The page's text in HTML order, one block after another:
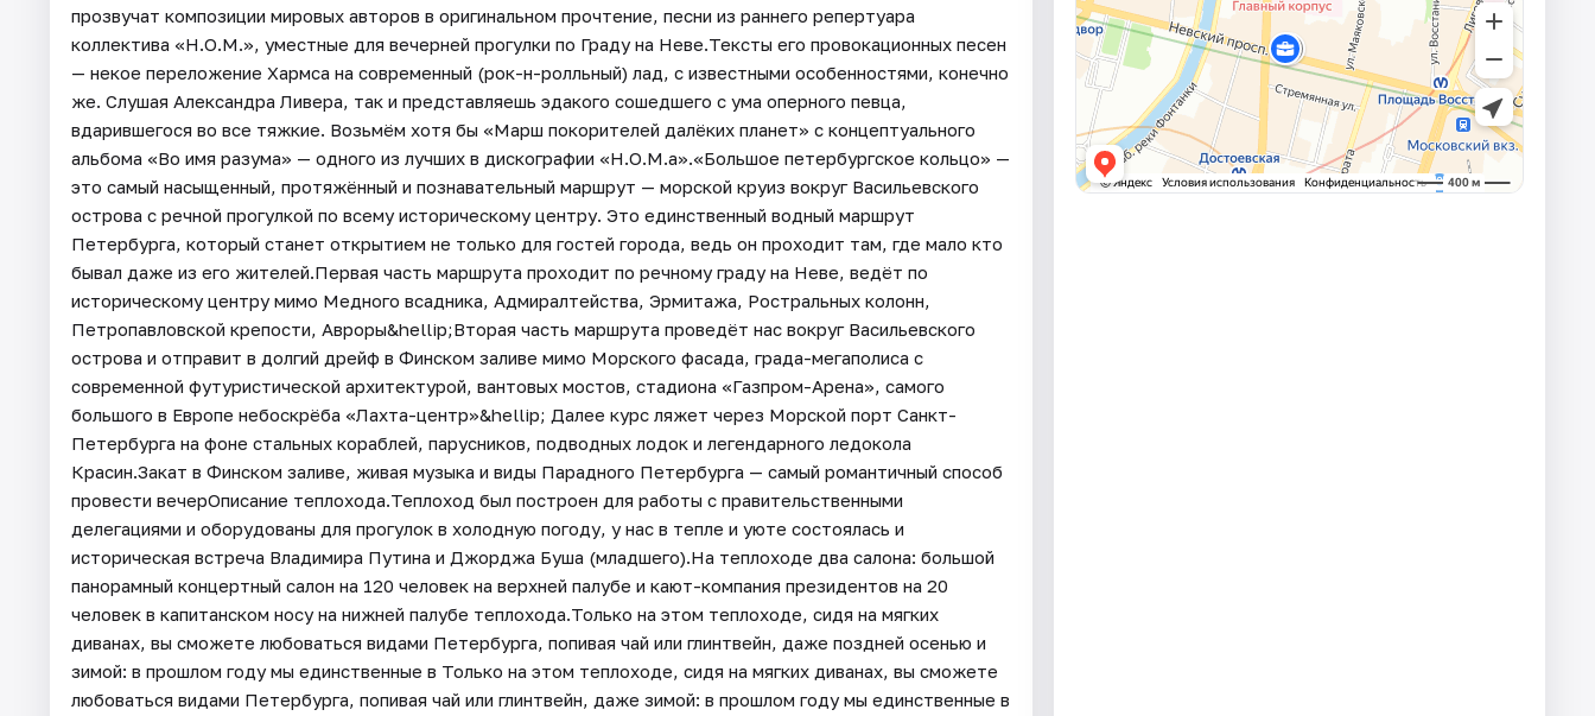
прозвучат композиции мировых авторов в оригинальном прочтение, песни из раннего репертуара
коллектива «Н.О.М.», уместные для вечерней прогулки по Граду на Неве.Тексты его провокационных песен
— некое переложение Хармса на современный (рок-н-ролльный) лад, с известными особенностями, конечно
же. Слушая Александра Ливера, так и представляешь эдакого сошедшего с ума оперного певца,
вдарившегося во все тяжкие. Возьмём хотя бы «Марш покорителей далёких планет» с концептуального
альбома «Во имя разума» — одного из лучших в дискографии «Н.О.М.а».«Большое петербургское кольцо» —
это самый насыщенный, протяжённый и познавательный маршрут — морской круиз вокруг Васильевского
острова с речной прогулкой по всему историческому центру. Это единственный водный маршрут
Петербурга, который станет открытием не только для гостей города, ведь он проходит там, где мало кто
бывал даже из его жителей.Первая часть маршрута проходит по речному граду на Неве, ведёт по
историческому центру мимо Медного всадника, Адмиралтейства, Эрмитажа, Ростральных колонн,
Петропавловской крепости, Авроры&hellip;Вторая часть маршрута проведёт нас вокруг Васильевского
острова и отправит в долгий дрейф в Финском заливе мимо Морского фасада, града-мегаполиса с
современной футуристической архитектурой, вантовых мостов, стадиона «Газпром-Арена», самого
большого в Европе небоскрёба «Лахта-центр»&hellip; Далее курс ляжет через Морской порт Санкт-
Петербурга на фоне стальных кораблей, парусников, подводных лодок и легендарного ледокола
Красин.Закат в Финском заливе, живая музыка и виды Парадного Петербурга — самый романтичный способ
провести вечерОписание теплохода.Теплоход был построен для работы с правительственными
делегациями и оборудованы для прогулок в холодную погоду, у нас в тепле и уюте состоялась и
историческая встреча Владимира Путина и Джорджа Буша (младшего).На теплоходе два салона: большой
панорамный концертный салон на 120 человек на верхней палубе и кают-компания президентов на 20
человек в капитанском носу на нижней палубе теплохода.Только на этом теплоходе, сидя на мягких
диванах, вы сможете любоваться видами Петербурга, попивая чай или глинтвейн, даже поздней осенью и
зимой: в прошлом году мы единственные в Только на этом теплоходе, сидя на мягких диванах, вы сможете
любоваться видами Петербурга, попивая чай или глинтвейн, даже зимой: в прошлом году мы единственные в